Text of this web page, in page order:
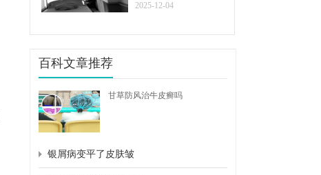
2025-12-04
百科文章推荐
甘草防风治牛皮癣吗
银屑病变平了皮肤皱